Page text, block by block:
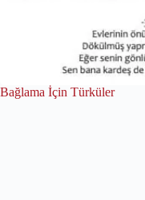
Bağlama İçin Türküler